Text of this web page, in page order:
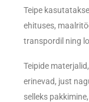
Teipe
ehituses,
transpordil ning
Teipide
erinevad, just
selleks